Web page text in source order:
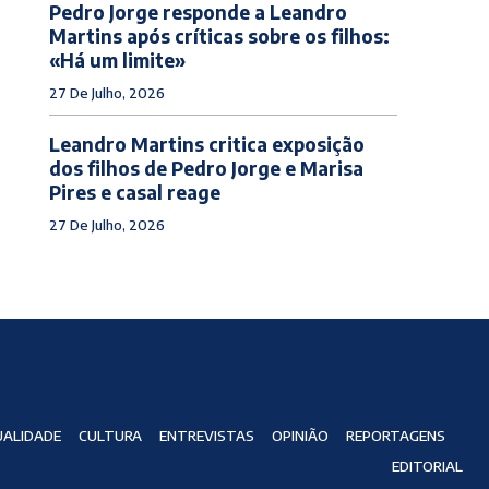
Pedro Jorge responde a Leandro
Martins após críticas sobre os filhos:
«Há um limite»
27 De Julho, 2026
Leandro Martins critica exposição
dos filhos de Pedro Jorge e Marisa
Pires e casal reage
27 De Julho, 2026
CULTURA ENTREVISTAS OPINIÃO
REPORTAGENS
EDITORIAL